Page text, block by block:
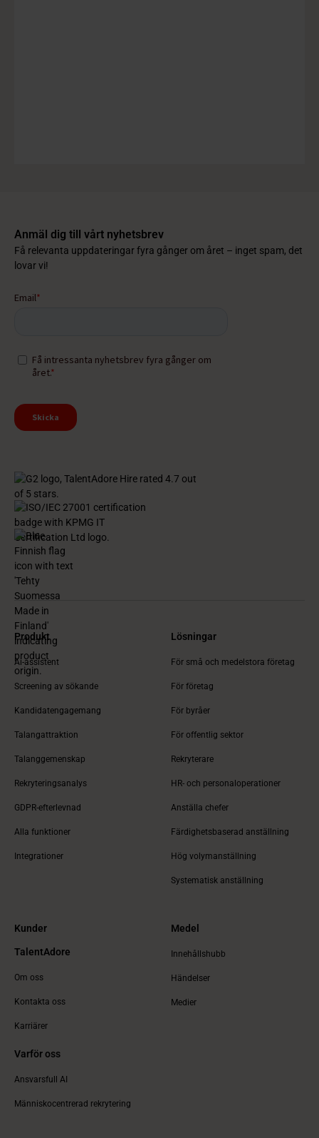
Anmäl dig till vårt nyhetsbrev
Få relevanta uppdateringar fyra gånger om året – inget spam, det
lovar vi!
Produkt
Ai-assistent
Screening av sökande
Kandidatengagemang
Talangattraktion
Talanggemenskap
Rekryteringsanalys
GDPR-efterlevnad
Alla funktioner
Integrationer
Lösningar
För små och medelstora företag
För företag
För byråer
För offentlig sektor
Rekryterare
HR- och personaloperationer
Anställa chefer
Färdighetsbaserad anställning
Hög volymanställning
Systematisk anställning
Kunder
TalentAdore
Om oss
Kontakta oss
Karriärer
Varför oss
Ansvarsfull AI
Människocentrerad rekrytering
Medel
Innehållshubb
Händelser
Medier